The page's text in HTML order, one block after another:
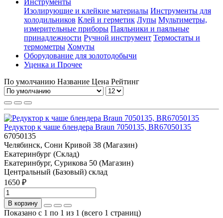
Инструменты
Изолирующие и клейкие материалы Инструменты для
холодильников Клей и герметик Лупы Мультиметры,
измерительные приборы Паяльники и паяльные
принадлежности Ручной инструмент Термостаты и
термометры Хомуты
Оборудование для золотодобычи
Уценка и Прочее
По умолчанию Название Цена Рейтинг
Редуктор к чаше блендера Braun 7050135, BR67050135
67050135
Челябинск, Сони Кривой 38 (Магазин)
Екатеринбург (Склад)
Екатеринбург, Сурикова 50 (Магазин)
Центральный (Базовый) склад
1650 ₽
В корзину
Показано с 1 по 1 из 1 (всего 1 страниц)